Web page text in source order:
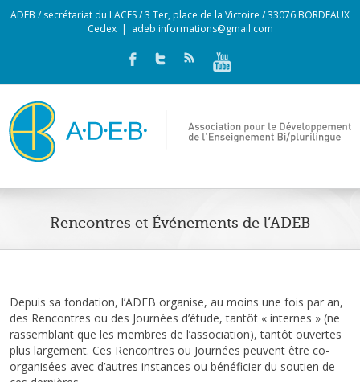
ADEB / secrétariat du LACES / 3 Ter, place de la Victoire / 33076 BORDEAUX
Cedex | adeb.informations@gmail.com
Rencontres et Événements de l’ADEB
Depuis sa fondation, l’ADEB organise, au moins une fois par an,
des Rencontres ou des Journées d’étude, tantôt « internes » (ne
rassemblant que les membres de l’association), tantôt ouvertes
plus largement. Ces Rencontres ou Journées peuvent être co-
organisées avec d’autres instances ou bénéficier du soutien de